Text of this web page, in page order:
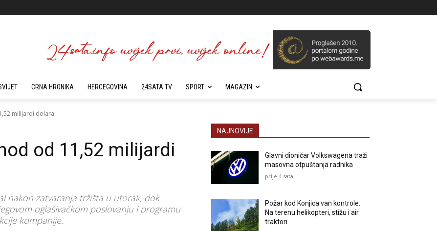
CRNA HRONIKA HERCEGOVINA 24SATA TV SPORT MAGAZIN
milijardi dolara
od 11,52 milijardi
nakon zatvaranja tržišta u utorak, dok
oglašivačkom poslovanju i programu
kompanije.
NAJNOVIJE
Glavni dioničar Volkswagena traži
masovna otpuštanja radnika
prije 4 sata
Požar kod Konjica van kontrole:
Na terenu helikopteri, stižu i air
traktori